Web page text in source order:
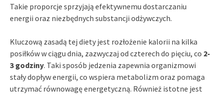
Takie proporcje sprzyjają efektywnemu dostarczaniu
energii oraz niezbędnych substancji odżywczych.
Kluczową zasadą tej diety jest rozłożenie kalorii na kilka
posiłków w ciągu dnia, zazwyczaj od czterech do pięciu, co 2-
3 godziny. Taki sposób jedzenia zapewnia organizmowi
stały dopływ energii, co wspiera metabolizm oraz pomaga
utrzymać równowagę energetyczną. Również istotne jest